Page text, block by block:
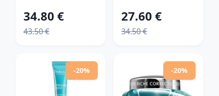
odtieň Ivory 40
ml
34.80 €
43.50 €
hĺbkovo
čistiaca
pre mastnú a
zmiešanú pleť
40 ml
27.60 €
34.50 €
-20% -20%